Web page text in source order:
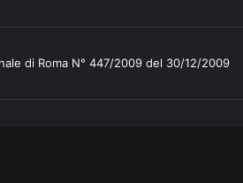
di Roma N° 447/2009 del 30/12/2009